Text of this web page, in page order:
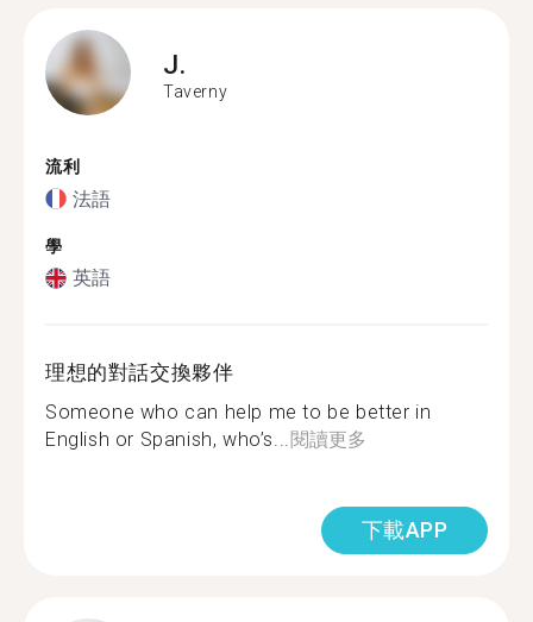
J.
Taverny
流利
法語
學
英語
理想的對話交換夥伴
Someone who can help me to be better in
English or Spanish, who’s...閱讀更多
下載APP